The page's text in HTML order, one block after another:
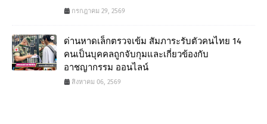
กรกฎาคม 29, 2569
ด่านหาดเล็กตรวจเข้ม สัมภาระรับตัวคนไทย 14
คนเป็นบุคคลถูกจับกุมและเกี่ยวข้องกับ
อาชญากรรม ออนไลน์
สิงหาคม 06, 2569